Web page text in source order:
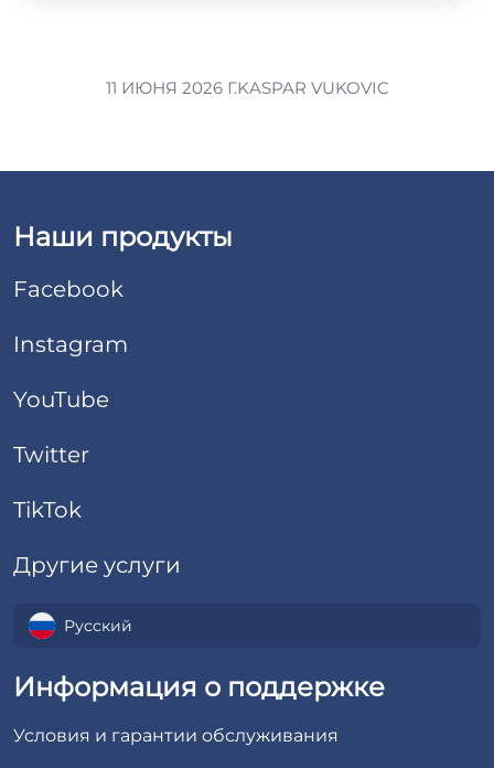
11 ИЮНЯ 2026 Г.KASPAR VUKOVIC
Наши продукты
Facebook
Instagram
YouTube
Twitter
TikTok
Другие услуги
Русский
Информация о поддержке
Условия и гарантии обслуживания